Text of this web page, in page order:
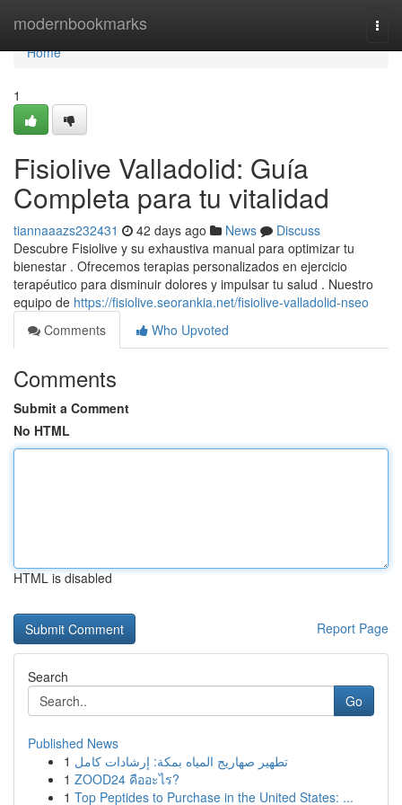
modernbookmarks
Home
Home
1
Fisiolive Valladolid: Guía
Completa para tu vitalidad
tiannaaazs232431 42 days ago News
Discuss
Descubre Fisiolive y su exhaustiva manual para optimizar tu
bienestar . Ofrecemos terapias personalizados en ejercicio
terapéutico para disminuir dolores y impulsar tu salud . Nuestro
equipo de https://fisiolive.seorankia.net/fisiolive-valladolid-nseo
Comments
Who Upvoted
Comments
Submit a Comment
No HTML
HTML is disabled
Report Page
Search
Go
Published News
1 تطهير صهاريج المياه بمكة: إرشادات كامل
1 ZOOD24 คืออะไร?
1 Top Peptides to Purchase in the United States: ...